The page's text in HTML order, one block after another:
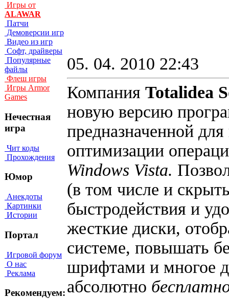
Игры от
ALAWAR
Патчи
Демоверсии игр
Видео из игр
Софт, драйверы
Популярные
файлы
Флеш игры
Игры Armor
Games
Нечестная
игра
Чит коды
Прохождения
Юмор
Анекдоты
Картинки
Истории
Портал
Игровой форум
О нас
Реклама
Рекомендуем:
05. 04. 2010 22:43
Компания Totalidea
новую версию
предназначенной
оптимизации
Windows Vista.
(в том числе и
быстродействия и
жесткие диски,
системе, повышать
шрифтами и многое
абсолютно